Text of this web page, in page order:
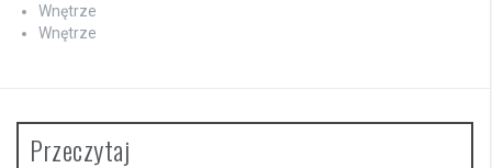
Wnętrze
Wnętrze
Przeczytaj